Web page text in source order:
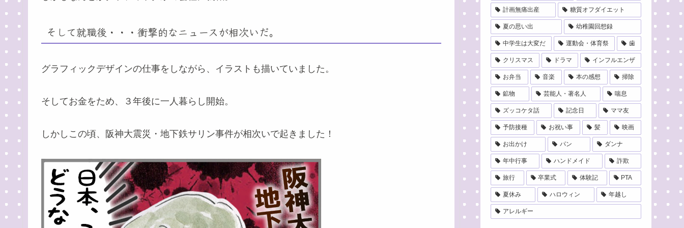
そして就職後・・・衝撃的なニュースが相次いだ。
グラフィックデザインの仕事をしながら、イラストも描いていました。
そしてお金をため、３年後に一人暮らし開始。
しかしこの頃、阪神大震災・地下鉄サリン事件が相次いで起きました！
計画無痛出産 糖質オフダイエット
夏の思い出 幼稚園回想録
中学生は大変だ 運動会・体育祭 歯
クリスマス ドラマ インフルエンザ
お弁当 音楽 本の感想 掃除
鉱物 芸能人・著名人 喘息
ズッコケタ話 記念日 ママ友
予防接種 お祝い事 髪 映画
お出かけ パン ダンナ
年中行事 ハンドメイド 詐欺
旅行 卒業式 体験記 PTA
夏休み ハロウィン 年越し
アレルギー